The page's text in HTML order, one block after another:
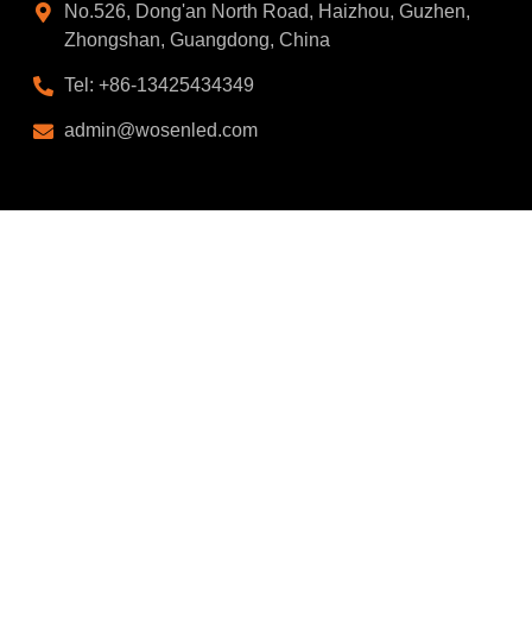
No.526, Dong'an North Road, Haizhou, Guzhen,
Zhongshan, Guangdong, China
Tel: +86-13425434349
admin@wosenled.com